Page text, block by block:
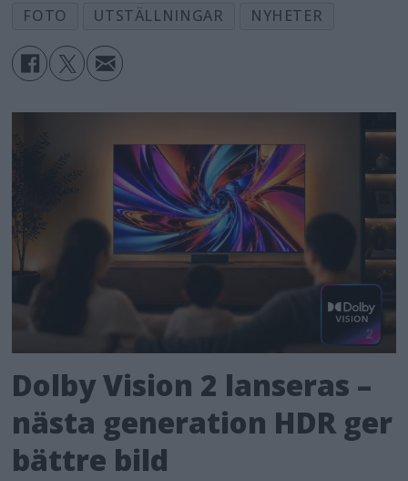
FOTO UTSTÄLLNINGAR NYHETER
Dolby Vision 2 lanseras –
nästa generation HDR ger
bättre bild